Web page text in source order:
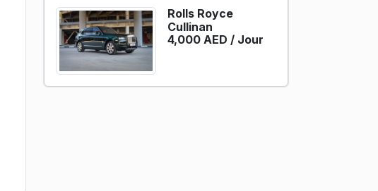
Rolls Royce
Cullinan
4,000 AED / Jour